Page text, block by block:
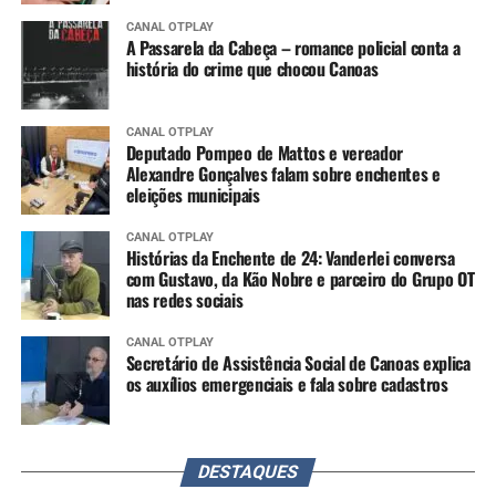
CANAL OTPLAY
A Passarela da Cabeça – romance policial conta a
história do crime que chocou Canoas
CANAL OTPLAY
Deputado Pompeo de Mattos e vereador
Alexandre Gonçalves falam sobre enchentes e
eleições municipais
CANAL OTPLAY
Histórias da Enchente de 24: Vanderlei conversa
com Gustavo, da Kão Nobre e parceiro do Grupo OT
nas redes sociais
CANAL OTPLAY
Secretário de Assistência Social de Canoas explica
os auxílios emergenciais e fala sobre cadastros
DESTAQUES